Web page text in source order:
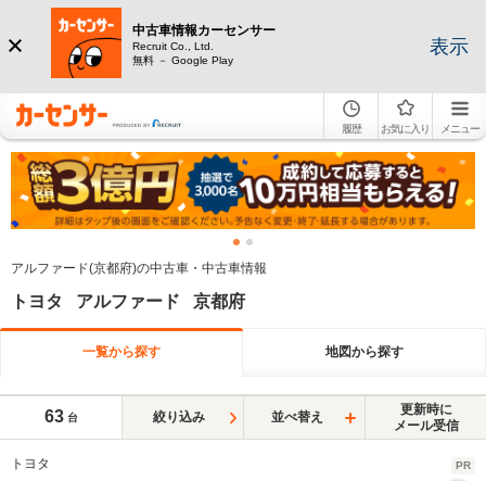
中古車情報カーセンサー
Recruit Co., Ltd.
無料 － Google Play
表示
履歴 お気に入り メニュー
アルファード(京都府)の中古車・中古車情報
トヨタ アルファード 京都府
一覧から探す 地図から探す
63 台 絞り込み 並べ替え
更新時に
メール受信
トヨタ PR